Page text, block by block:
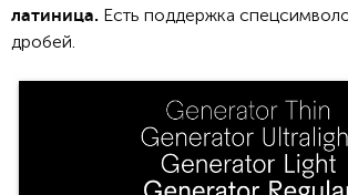
латиница. Есть поддержка
дробей.